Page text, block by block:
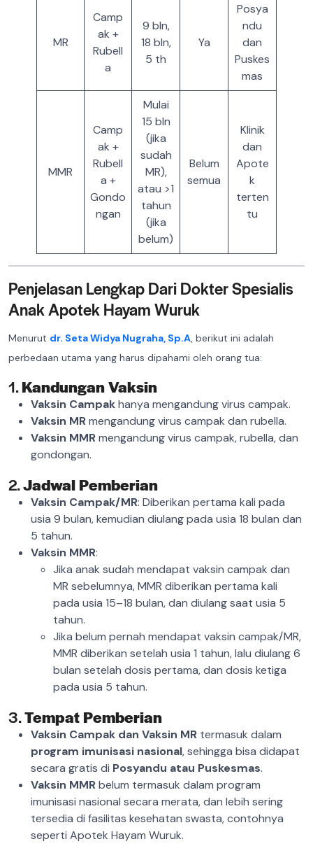
MR
Camp
ak +
Rubell
a
9 bln,
18 bln,
5 th
Ya
Posya
ndu
dan
Puskes
mas
MMR
Camp
ak +
Rubell
a +
Gondo
ngan
Mulai
15 bln
(jika
sudah
MR),
atau >1
tahun
(jika
belum)
Belum
semua
Klinik
dan
Apote
k
terten
tu
Penjelasan Lengkap Dari Dokter Spesialis
Anak Apotek Hayam Wuruk
Menurut dr. Seta Widya Nugraha, Sp.A , berikut ini adalah
perbedaan utama yang harus dipahami oleh orang tua:
1.Kandungan Vaksin
Vaksin Campakhanya mengandung virus campak.
Vaksin MRmengandung virus campak dan rubella.
Vaksin MMRmengandung virus campak, rubella, dan
gondongan.
2.Jadwal Pemberian
Vaksin Campak/MR: Diberikan pertama kali pada
usia 9 bulan, kemudian diulang pada usia 18 bulan dan
5 tahun.
Vaksin MMR:
Jika anak sudah mendapat vaksin campak dan
MR sebelumnya, MMR diberikan pertama kali
pada usia 15–18 bulan, dan diulang saat usia 5
tahun.
Jika belum pernah mendapat vaksin campak/MR,
MMR diberikan setelah usia 1 tahun, lalu diulang 6
bulan setelah dosis pertama, dan dosis ketiga
pada usia 5 tahun.
3.Tempat Pemberian
Vaksin Campak dan Vaksin MR termasuk dalam
program imunisasi nasional, sehingga bisa didapat
secara gratis di Posyandu atau Puskesmas.
Vaksin MMRbelum termasuk dalam program
imunisasi nasional secara merata, dan lebih sering
tersedia di fasilitas kesehatan swasta, contohnya
seperti Apotek Hayam Wuruk.